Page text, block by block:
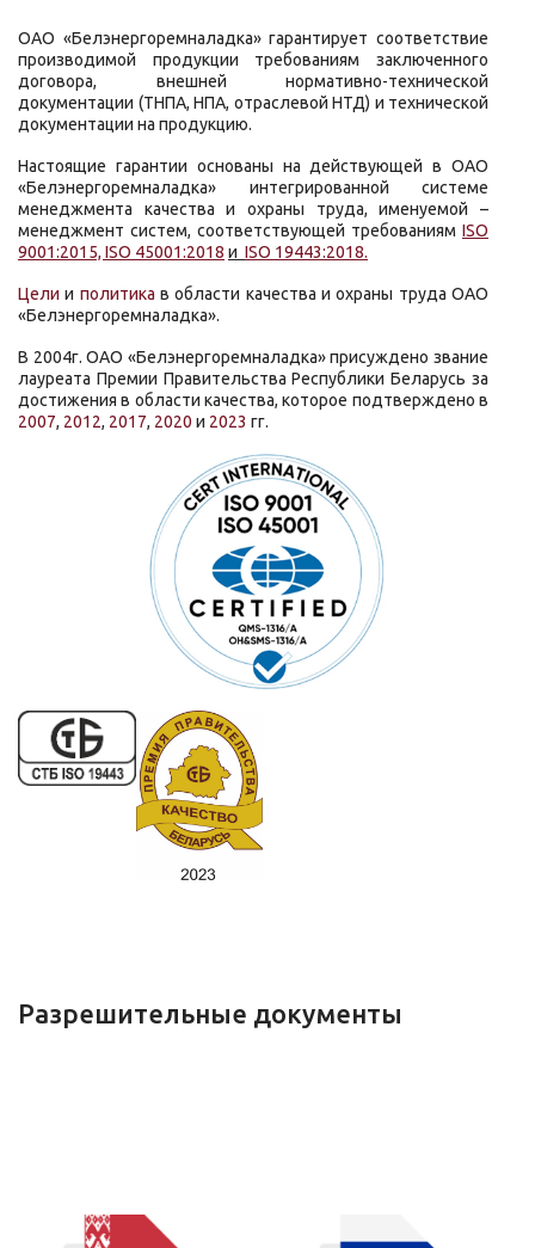
ОАО «Белэнергоремналадка» гарантирует соответствие
производимой продукции требованиям заключенного
договора, внешней нормативно-технической
документации (ТНПА, НПА, отраслевой НТД) и технической
документации на продукцию.
Настоящие гарантии основаны на действующей в ОАО
«Белэнергоремналадка» интегрированной системе
менеджмента качества и охраны труда, именуемой –
менеджмент систем, соответствующей требованиям ISO
9001:2015, ISO 45001:2018 и ISO 19443:2018.
Цели и политика в области качества и охраны труда ОАО
«Белэнергоремналадка».
В 2004г. ОАО «Белэнергоремналадка» присуждено звание
лауреата Премии Правительства Республики Беларусь за
достижения в области качества, которое подтверждено в
2007, 2012, 2017, 2020 и 2023 гг.
Разрешительные документы